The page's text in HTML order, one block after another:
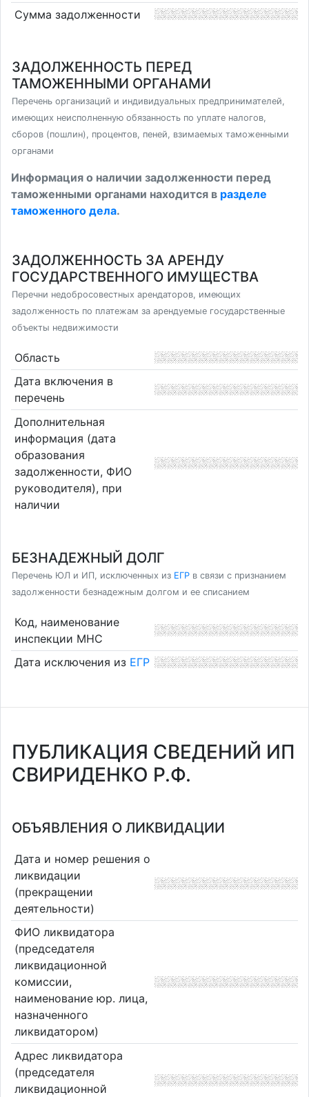
Сумма задолженности
ЗАДОЛЖЕННОСТЬ ПЕРЕД
ТАМОЖЕННЫМИ ОРГАНАМИ
Перечень организаций и индивидуальных предпринимателей,
имеющих неисполненную обязанность по уплате налогов,
сборов (пошлин), процентов, пеней, взимаемых таможенными
органами
Информация о наличии задолженности перед
таможенными органами находится в разделе
таможенного дела.
ЗАДОЛЖЕННОСТЬ ЗА АРЕНДУ
ГОСУДАРСТВЕННОГО ИМУЩЕСТВА
Перечни недобросовестных арендаторов, имеющих
задолженность по платежам за арендуемые государственные
объекты недвижимости
Область
Дата включения в
перечень
Дополнительная
информация (дата
образования
задолженности, ФИО
руководителя), при
наличии
БЕЗНАДЕЖНЫЙ ДОЛГ
Перечень ЮЛ и ИП, исключенных из ЕГР в связи с признанием
задолженности безнадежным долгом и ее списанием
Код, наименование
инспекции МНС
Дата исключения из ЕГР
ПУБЛИКАЦИЯ СВЕДЕНИЙ ИП
СВИРИДЕНКО Р.Ф.
ОБЪЯВЛЕНИЯ О ЛИКВИДАЦИИ
Дата и номер решения о
ликвидации
(прекращении
деятельности)
ФИО ликвидатора
(председателя
ликвидационной
комиссии,
наименование юр. лица,
назначенного
ликвидатором)
Адрес ликвидатора
(председателя
ликвидационной